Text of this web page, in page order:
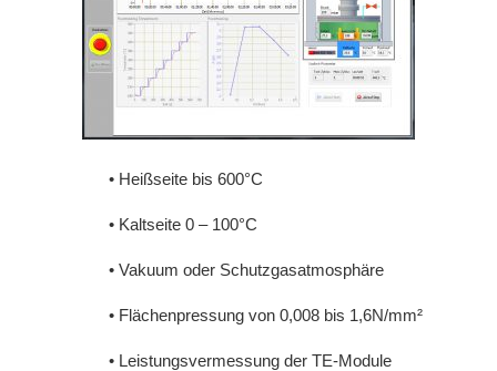
• Heißseite bis 600°C
• Kaltseite 0 – 100°C
• Vakuum oder Schutzgasatmosphäre
• Flächenpressung von 0,008 bis 1,6N/mm²
• Leistungsvermessung der TE-Module